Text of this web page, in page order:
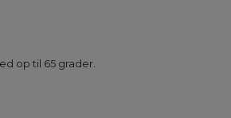
op til 65 grader.